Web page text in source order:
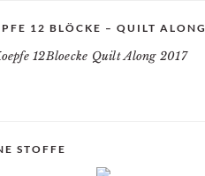
12 BLÖCKE – QUILT ALONG
STOFFE